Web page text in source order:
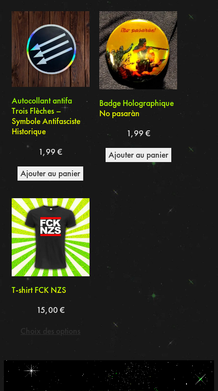
plus
récent
au
plus
ancien
Autocollant antifa
Trois Flèches –
Symbole Antifasciste
Historique
1,99€
Ajouter au panier
Badge Holographique
No pasaràn
1,99 €
Ajouter au panier
T-shirt FCK NZS
15,00 €
Choix des options